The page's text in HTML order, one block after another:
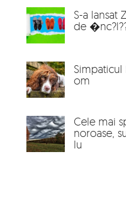
S-a lansat
de
Simpaticul
om
Cele mai
noroase,
lu